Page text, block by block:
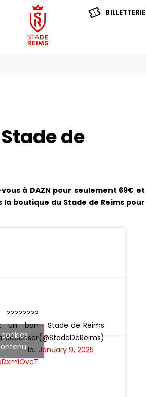
BILLETTERIE
de
à DAZN pour seulement 69€ et
la boutique du Stade de Reims pour
un bon
dépenser
— Stade de Reims
(@StadeDeReims)
January 9, 2025